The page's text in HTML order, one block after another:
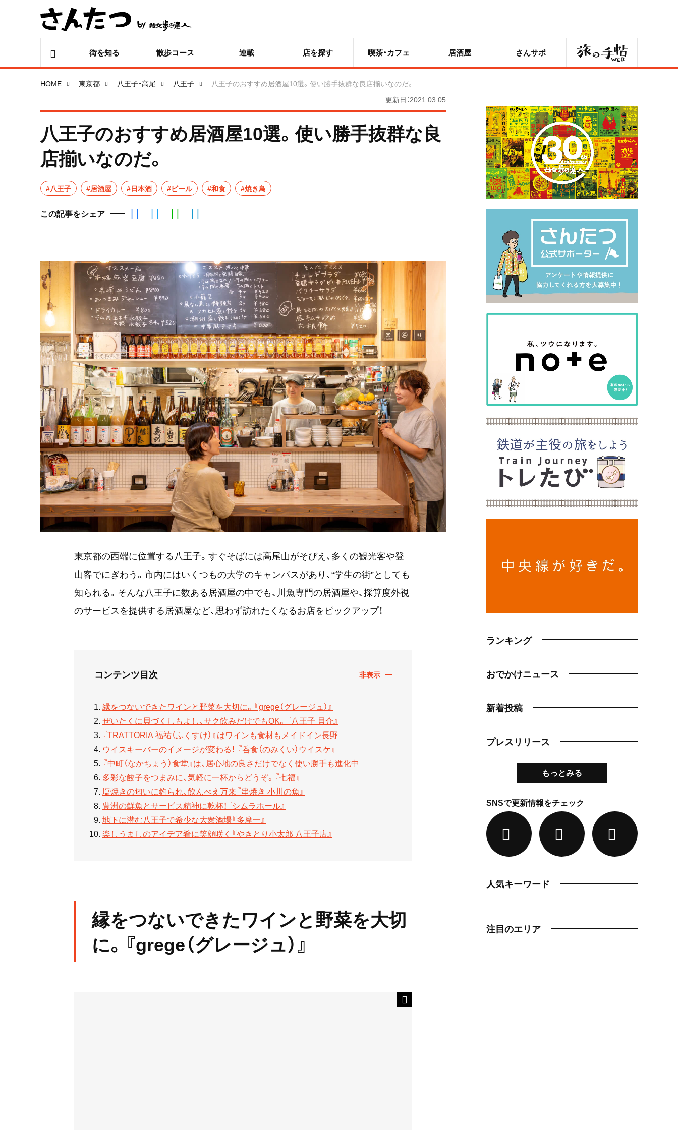
街を知る 散歩コース 連載 店を探す 喫茶・カフェ 居酒屋 さんサポ 旅の手帖
HOME 東京都 八王子・高尾 八王子
八王子のおすすめ居酒屋10選。使い勝手抜群な良店揃いなのだ。
更新日：2021.03.05
八王子のおすすめ居酒屋10選。使い勝手抜群な良
店揃いなのだ。
#八王子 #居酒屋 #日本酒 #ビール #和食 #焼き鳥
この記事をシェア
東京都の西端に位置する八王子。すぐそばには高尾山がそびえ、多くの観光客や登
山客でにぎわう。市内にはいくつもの大学のキャンパスがあり、“学生の街”としても
知られる。そんな八王子に数ある居酒屋の中でも、川魚専門の居酒屋や、採算度外視
のサービスを提供する居酒屋など、思わず訪れたくなるお店をピックアップ！
コンテンツ目次
縁をつないできたワインと野菜を大切に。『grege（グレージュ）』
ぜいたくに貝づくしもよし、サク飲みだけでもOK。『八王子 貝介』
『TRATTORIA 福祐（ふくすけ）』はワインも食材もメイドイン長野
ウイスキーバーのイメージが変わる！ 『呑食（のみくい）ウイスケ』
『中町（なかちょう）食堂』は、居心地の良さだけでなく使い勝手も進化中
多彩な餃子をつまみに、気軽に一杯からどうぞ。『七福』
塩焼きの匂いに釣られ、飲んべえ万来『串焼き 小川の魚』
豊洲の鮮魚とサービス精神に乾杯！『シムラホール』
地下に潜む八王子で希少な大衆酒場『多摩一』
楽しうましのアイデア肴に笑顔咲く『やきとり小太郎 八王子店』
縁をつないできたワインと野菜を大切
に。『grege（グレージュ）』
ランキング
おでかけニュース
新着投稿
プレスリリース
もっとみる
SNSで更新情報をチェック
人気キーワード
注目のエリア